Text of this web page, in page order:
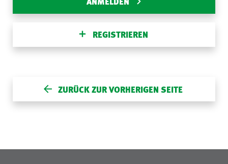
REGISTRIEREN
ZURÜCK ZUR VORHERIGEN SEITE